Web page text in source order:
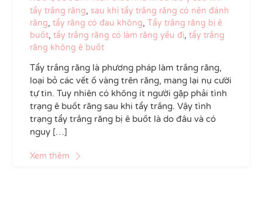
tẩy trắng răng, sau khi tẩy trắng răng có nên đánh
răng, tẩy răng có đau không, Tẩy trắng răng bị ê
buốt, tẩy trắng răng có làm răng yếu đi, tẩy trắng
răng không ê buốt
Tẩy trắng răng là phương pháp làm trắng răng,
loại bỏ các vết ố vàng trên răng, mang lại nụ cười
tự tin. Tuy nhiên có không ít người gặp phải tình
trạng ê buốt răng sau khi tẩy trắng. Vậy tình
trạng tẩy trắng răng bị ê buốt là do đâu và có
nguy […]
Xem thêm